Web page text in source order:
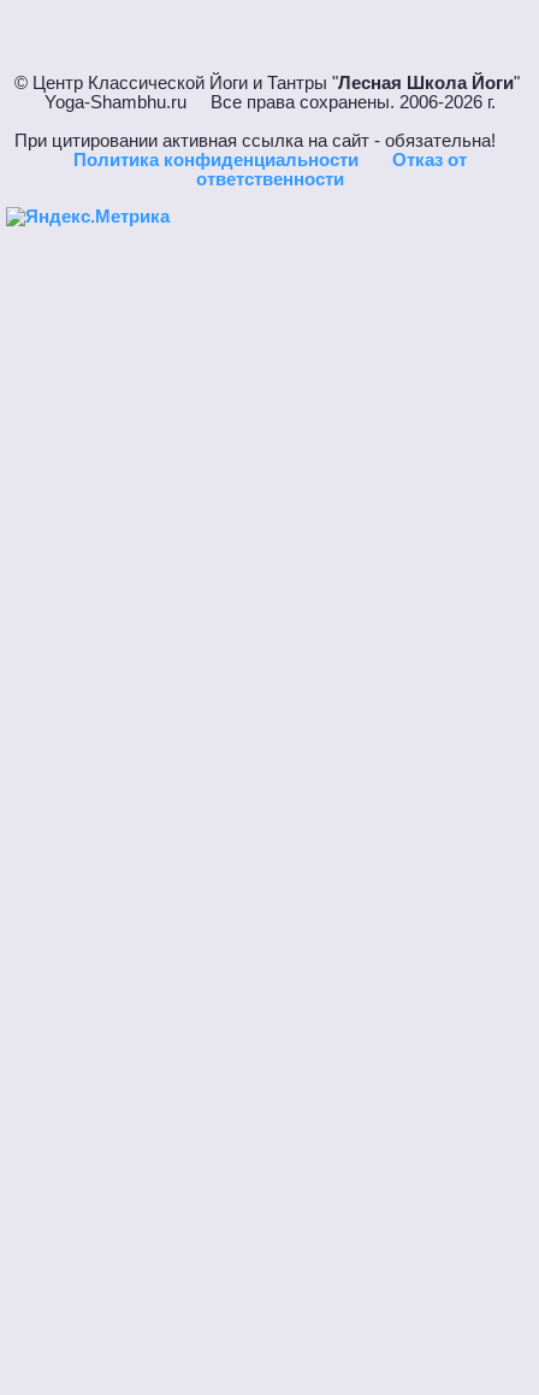
© Центр Классической Йоги и Тантры "Лесная Школа Йоги"
Yoga-Shambhu.ru Все права сохранены. 2006-2026 г.
При цитировании активная ссылка на сайт - обязательна!
Политика конфиденциальности
Отказ от
ответственности